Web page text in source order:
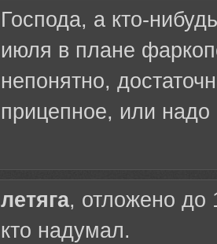
Господа, а кто-
июля в плане
непонятно,
прицепное, или
летяга, отложено до
кто надумал.